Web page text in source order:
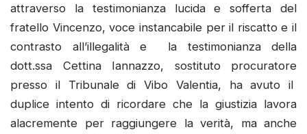
attraverso la testimonianza lucida e sofferta del
fratello Vincenzo, voce instancabile per il riscatto e il
contrasto all’illegalità e la testimonianza della
dott.ssa Cettina Iannazzo, sostituto procuratore
presso il Tribunale di Vibo Valentia, ha avuto il
duplice intento di ricordare che la giustizia lavora
alacremente per raggiungere la verità, ma anche